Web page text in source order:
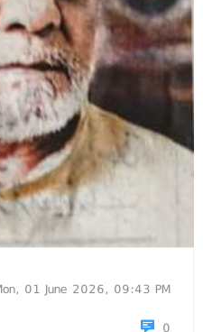
01 June 2026, 09:43 PM
0